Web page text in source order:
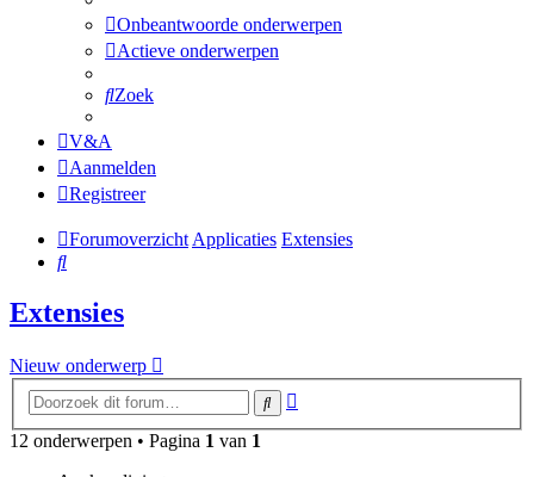
Onbeantwoorde onderwerpen
Actieve onderwerpen
Zoek
V&A
Aanmelden
Registreer
Forumoverzicht Applicaties Extensies
Zoek
Extensies
Nieuw onderwerp
Zoek
12 onderwerpen • Pagina 1 van 1